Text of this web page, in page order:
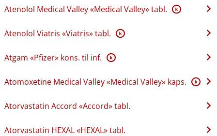
Atenolol Medical Valley «Medical Valley» tabl. K
Atenolol Viatris «Viatris» tabl. K
Atgam «Pfizer» kons. til inf. K
Atomoxetine Medical Valley «Medical Valley» kaps. K
Atorvastatin Accord «Accord» tabl.
Atorvastatin HEXAL «HEXAL» tabl.